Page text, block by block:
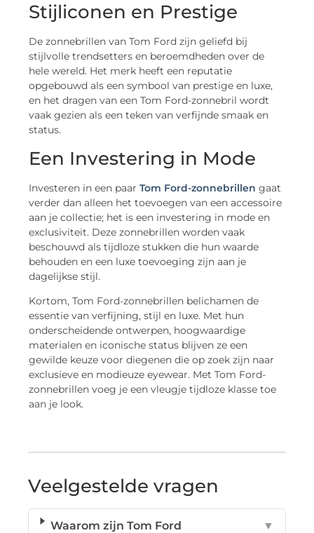
Stijliconen en Prestige
De zonnebrillen van Tom Ford zijn geliefd bij
stijlvolle trendsetters en beroemdheden over de
hele wereld. Het merk heeft een reputatie
opgebouwd als een symbool van prestige en luxe,
en het dragen van een Tom Ford-zonnebril wordt
vaak gezien als een teken van verfijnde smaak en
status.
Een Investering in Mode
Investeren in een paarTom Ford-zonnebrillen gaat
verder dan alleen het toevoegen van een accessoire
aan je collectie; het is een investering in mode en
exclusiviteit. Deze zonnebrillen worden vaak
beschouwd als tijdloze stukken die hun waarde
behouden en een luxe toevoeging zijn aan je
dagelijkse stijl.
Kortom, Tom Ford-zonnebrillen belichamen de
essentie van verfijning, stijl en luxe. Met hun
onderscheidende ontwerpen, hoogwaardige
materialen en iconische status blijven ze een
gewilde keuze voor diegenen die op zoek zijn naar
exclusieve en modieuze eyewear. Met Tom Ford-
zonnebrillen voeg je een vleugje tijdloze klasse toe
aan je look.
Veelgestelde vragen
Waarom zijn Tom Ford
▼